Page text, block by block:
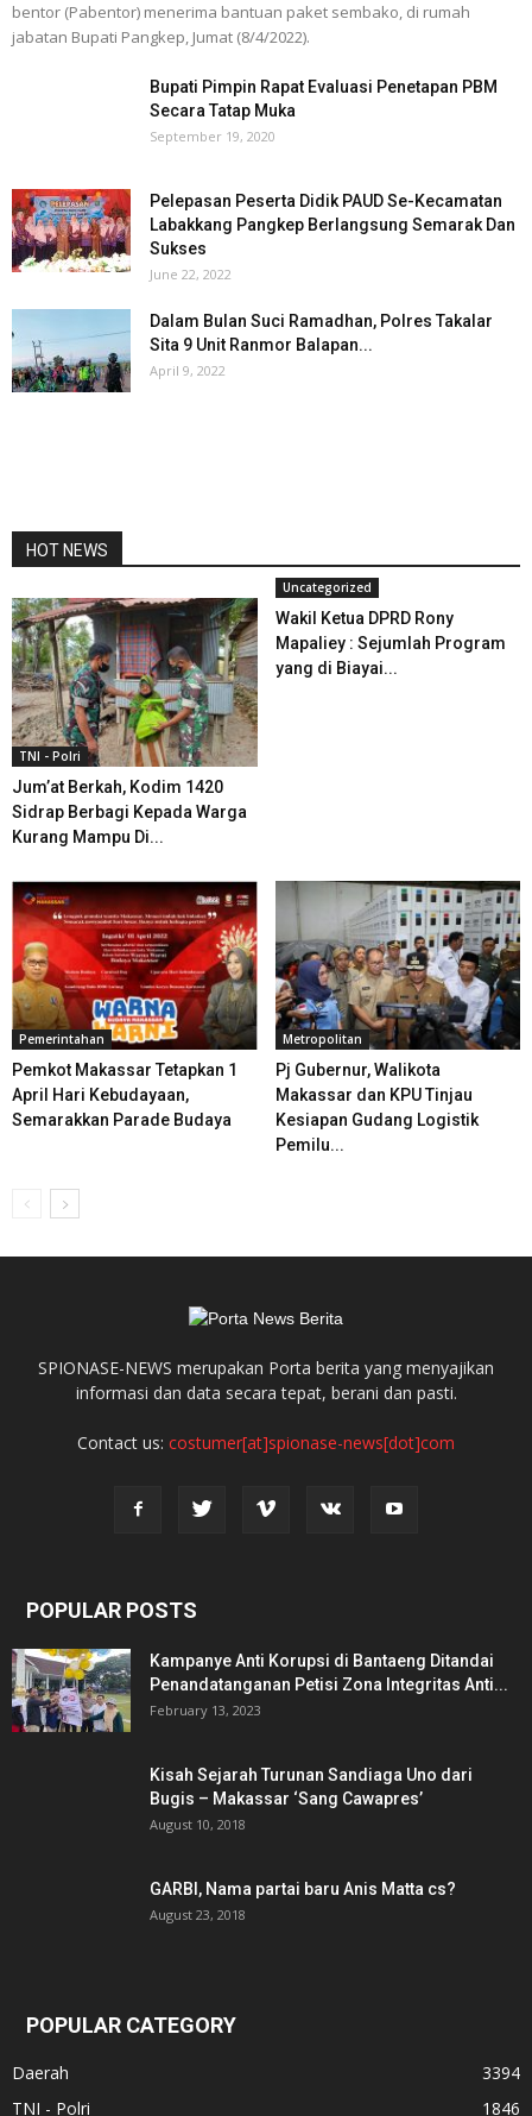
bentor (Pabentor) menerima bantuan paket sembako, di rumah
jabatan Bupati Pangkep, Jumat (8/4/2022).
Bupati Pimpin Rapat Evaluasi Penetapan PBM
Secara Tatap Muka
September 19, 2020
Pelepasan Peserta Didik PAUD Se-Kecamatan
Labakkang Pangkep Berlangsung Semarak Dan
Sukses
June 22, 2022
Dalam Bulan Suci Ramadhan, Polres Takalar
Sita 9 Unit Ranmor Balapan...
April 9, 2022
HOT NEWS
TNI - Polri
Jum’at Berkah, Kodim 1420
Sidrap Berbagi Kepada Warga
Kurang Mampu Di...
Uncategorized
Wakil Ketua DPRD Rony
Mapaliey : Sejumlah Program
yang di Biayai...
Pemerintahan
Pemkot Makassar Tetapkan 1
April Hari Kebudayaan,
Semarakkan Parade Budaya
Metropolitan
Pj Gubernur, Walikota
Makassar dan KPU Tinjau
Kesiapan Gudang Logistik
Pemilu...
SPIONASE-NEWS merupakan Porta berita yang menyajikan
informasi dan data secara tepat, berani dan pasti.
Contact us: costumer[at]spionase-news[dot]com
POPULAR POSTS
Kampanye Anti Korupsi di Bantaeng Ditandai
Penandatanganan Petisi Zona Integritas Anti...
February 13, 2023
Kisah Sejarah Turunan Sandiaga Uno dari
Bugis – Makassar ‘Sang Cawapres’
August 10, 2018
GARBI, Nama partai baru Anis Matta cs?
August 23, 2018
POPULAR CATEGORY
Daerah
3394
TNI - Polri
1846